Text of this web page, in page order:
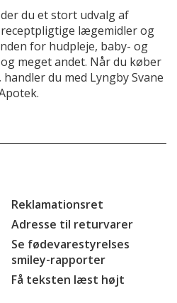
du et stort udvalg af
lægemidler og
for hudpleje, baby- og
meget andet. Når du køber
du med Lyngby Svane
Reklamationsret
Adresse til returvarer
Se fødevarestyrelses
smiley-rapporter
Få teksten læst højt